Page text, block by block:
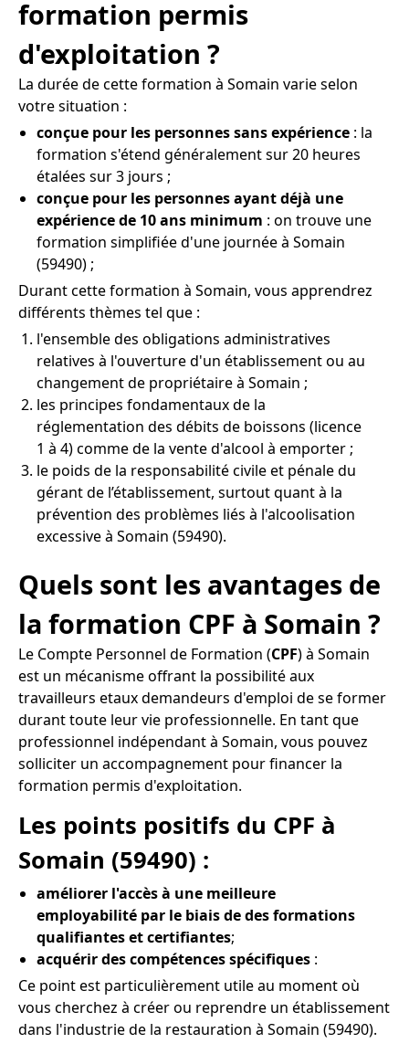
formation permis
d'exploitation ?
La durée de cette formation à Somain varie selon
votre situation :
conçue pour les personnes sans expérience : la
formation s'étend généralement sur 20 heures
étalées sur 3 jours ;
conçue pour les personnes ayant déjà une
expérience de 10 ans minimum : on trouve une
formation simplifiée d'une journée à Somain
(59490) ;
Durant cette formation à Somain, vous apprendrez
différents thèmes tel que :
l'ensemble des obligations administratives
relatives à l'ouverture d'un établissement ou au
changement de propriétaire à Somain ;
les principes fondamentaux de la
réglementation des débits de boissons (licence
1 à 4) comme de la vente d'alcool à emporter ;
le poids de la responsabilité civile et pénale du
gérant de l’établissement, surtout quant à la
prévention des problèmes liés à l'alcoolisation
excessive à Somain (59490).
Quels sont les avantages de
la formation CPF à Somain ?
Le Compte Personnel de Formation (CPF) à Somain
est un mécanisme offrant la possibilité aux
travailleurs etaux demandeurs d'emploi de se former
durant toute leur vie professionnelle. En tant que
professionnel indépendant à Somain, vous pouvez
solliciter un accompagnement pour financer la
formation permis d'exploitation.
Les points positifs du CPF à
Somain (59490) :
améliorer l'accès à une meilleure
employabilité par le biais de des formations
qualifiantes et certifiantes;
acquérir des compétences spécifiques :
Ce point est particulièrement utile au moment où
vous cherchez à créer ou reprendre un établissement
dans l'industrie de la restauration à Somain (59490).